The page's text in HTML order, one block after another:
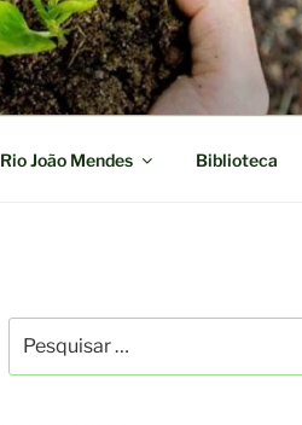
Rio João Mendes Biblioteca
por: